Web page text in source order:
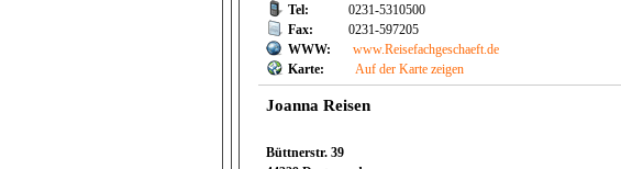
Tel:
0231-5310500
Fax:
0231-597205
WWW:
www.Reisefachgeschaeft.de
Karte:
Auf der Karte zeigen
Joanna Reisen
Büttnerstr. 39